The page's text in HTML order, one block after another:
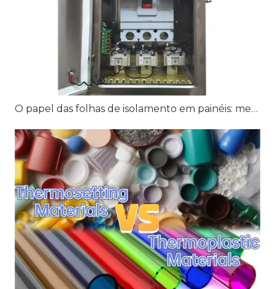
O papel das folhas de isolamento em painéis: melhorando o desempenho e a segurança